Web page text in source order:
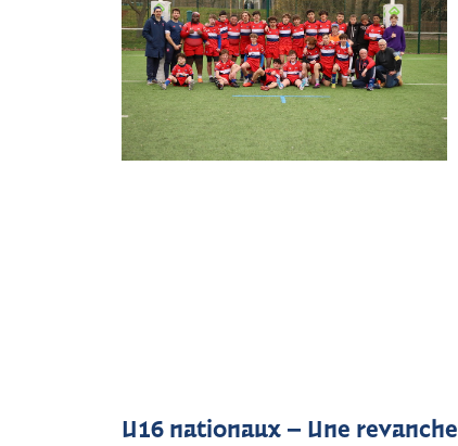
U16 nationaux – Une revanche